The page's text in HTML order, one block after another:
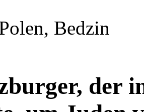
Bedzin
der